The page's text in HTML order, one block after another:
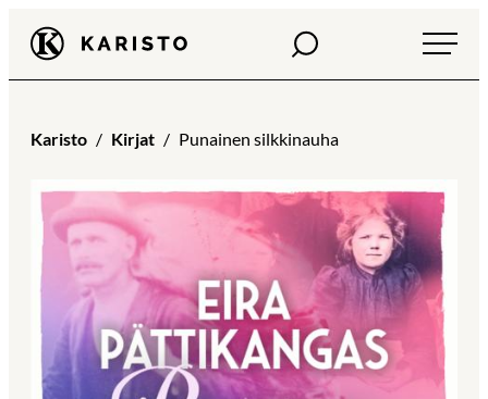
Siirry
suoraan
sisältöön
Karisto Haku
Karisto Kirjat Punainen silkkinauha